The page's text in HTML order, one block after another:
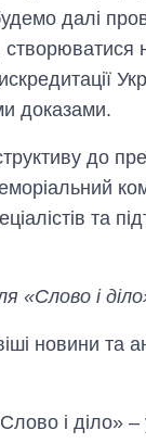
далі
доказами.
до
та
«Слово і
новини та
і діло»